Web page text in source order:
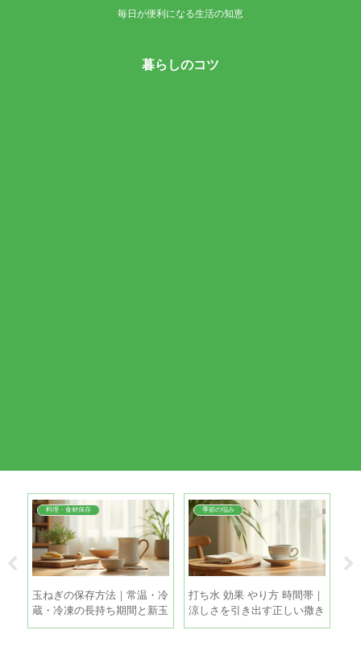
毎日が便利になる生活の知恵
暮らしのコツ
料理・食材保存
玉ねぎの保存方法｜常温・冷
蔵・冷凍の長持ち期間と新玉
ねぎの違い
季節の悩み
打ち水 効果 やり方 時間帯｜
涼しさを引き出す正しい撒き
方と注意点